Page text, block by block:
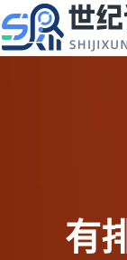
至
内
有